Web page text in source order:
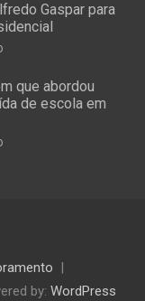
Gaspar para
que abordou
de escola em
by: WordPress